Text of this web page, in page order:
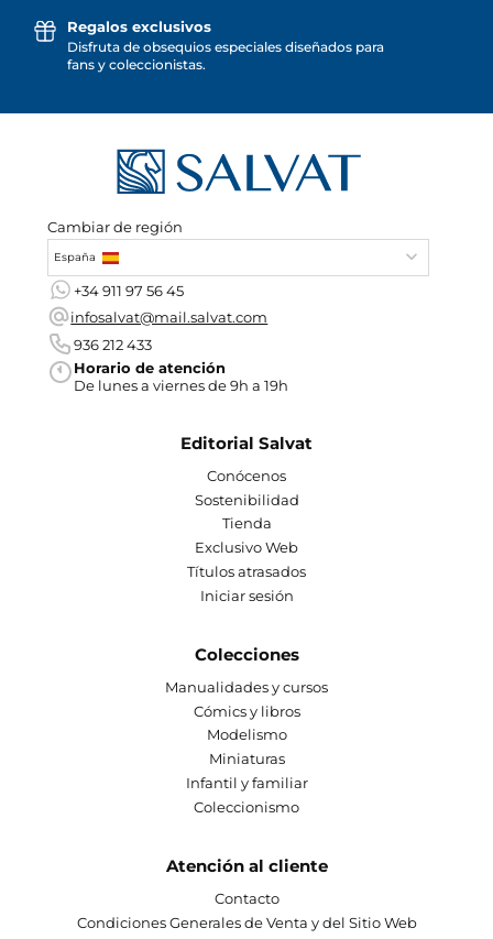
Regalos exclusivos
Disfruta de obsequios especiales diseñados para
fans y coleccionistas.
Cambiar de región
España
+34 911 97 56 45
infosalvat@mail.salvat.com
936 212 433
Horario de atención
De lunes a viernes de 9h a 19h
Editorial Salvat
Conócenos
Sostenibilidad
Tienda
Exclusivo Web
Títulos atrasados
Iniciar sesión
Colecciones
Manualidades y cursos
Cómics y libros
Modelismo
Miniaturas
Infantil y familiar
Coleccionismo
Atención al cliente
Contacto
Condiciones Generales de Venta y del Sitio Web